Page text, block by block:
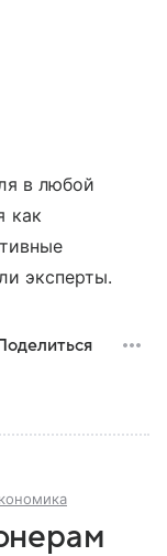
в любой
как
эксперты.